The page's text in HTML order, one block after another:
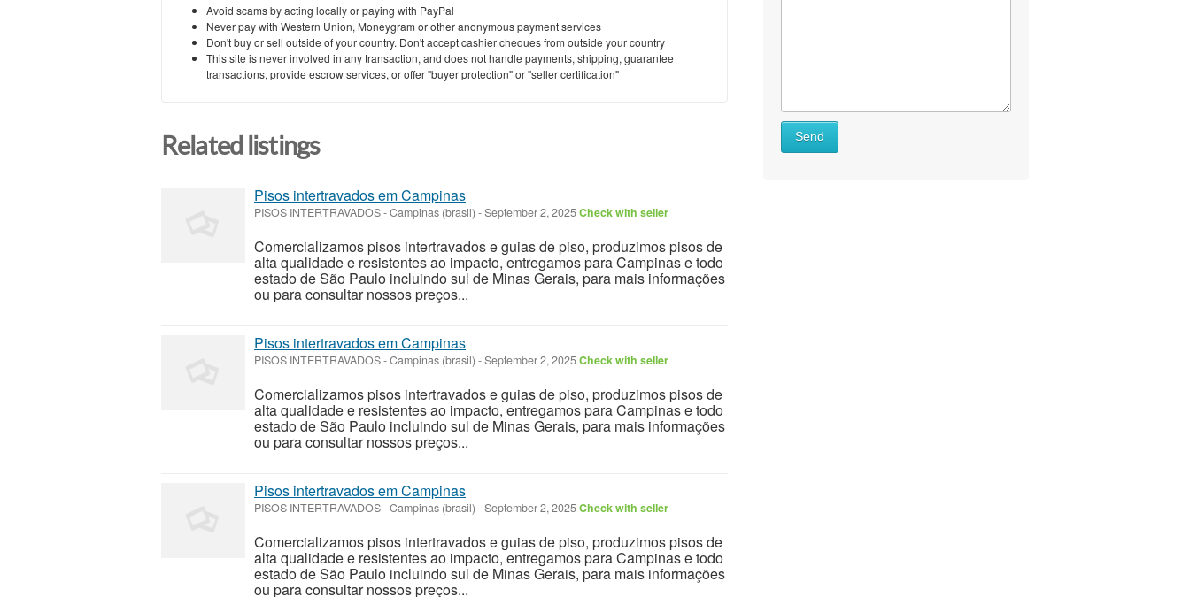
Avoid scams by acting locally or paying with PayPal
Never pay with Western Union, Moneygram or other anonymous payment services
Don't buy or sell outside of your country. Don't accept cashier cheques from outside your country
This site is never involved in any transaction, and does not handle payments, shipping, guarantee
transactions, provide escrow services, or offer "buyer protection" or "seller certification"
Related listings
Pisos intertravados em Campinas
PISOS INTERTRAVADOS-Campinas (brasil) -September 2, 2025Check with seller
Comercializamos pisos intertravados e guias de piso, produzimos pisos de
alta qualidade e resistentes ao impacto, entregamos para Campinas e todo
estado de São Paulo incluindo sul de Minas Gerais, para mais informações
ou para consultar nossos preços...
Pisos intertravados em Campinas
PISOS INTERTRAVADOS-Campinas (brasil) -September 2, 2025Check with seller
Comercializamos pisos intertravados e guias de piso, produzimos pisos de
alta qualidade e resistentes ao impacto, entregamos para Campinas e todo
estado de São Paulo incluindo sul de Minas Gerais, para mais informações
ou para consultar nossos preços...
Pisos intertravados em Campinas
PISOS INTERTRAVADOS-Campinas (brasil) -September 2, 2025Check with seller
Comercializamos pisos intertravados e guias de piso, produzimos pisos de
alta qualidade e resistentes ao impacto, entregamos para Campinas e todo
estado de São Paulo incluindo sul de Minas Gerais, para mais informações
ou para consultar nossos preços...
Send